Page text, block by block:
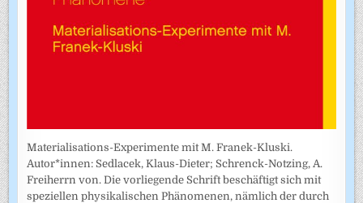
Materialisations-Experimente mit M. Franek-Kluski.
Autor*innen: Sedlacek, Klaus-Dieter; Schrenck-Notzing, A.
Freiherrn von. Die vorliegende Schrift beschäftigt sich mit
speziellen physikalischen Phänomenen, nämlich der durch